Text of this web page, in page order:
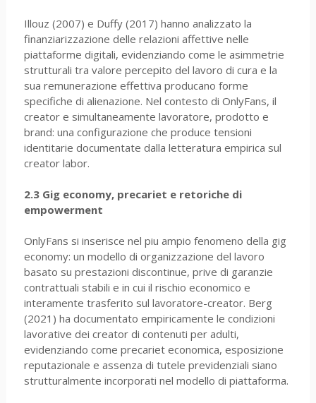
Illouz (2007) e Duffy (2017) hanno analizzato la
finanziarizzazione delle relazioni affettive nelle
piattaforme digitali, evidenziando come le asimmetrie
strutturali tra valore percepito del lavoro di cura e la
sua remunerazione effettiva producano forme
specifiche di alienazione. Nel contesto di OnlyFans, il
creator e simultaneamente lavoratore, prodotto e
brand: una configurazione che produce tensioni
identitarie documentate dalla letteratura empirica sul
creator labor.
2.3 Gig economy, precariet e retoriche di
empowerment
OnlyFans si inserisce nel piu ampio fenomeno della gig
economy: un modello di organizzazione del lavoro
basato su prestazioni discontinue, prive di garanzie
contrattuali stabili e in cui il rischio economico e
interamente trasferito sul lavoratore-creator. Berg
(2021) ha documentato empiricamente le condizioni
lavorative dei creator di contenuti per adulti,
evidenziando come precariet economica, esposizione
reputazionale e assenza di tutele previdenziali siano
strutturalmente incorporati nel modello di piattaforma.